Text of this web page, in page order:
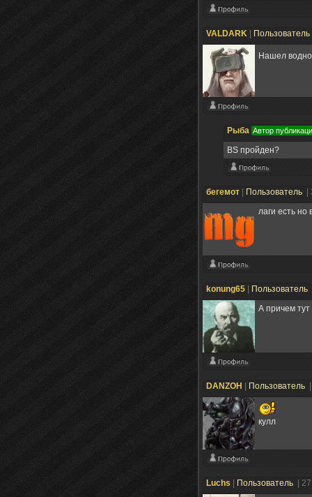
VALDARK Пользователь
Нашел
Рыба Автор
BS пройден?
бегемот Пользователь
лаги есть но
konung65 Пользователь
А причем тут
DANZOH Пользователь
кулл
Luchs Пользователь |